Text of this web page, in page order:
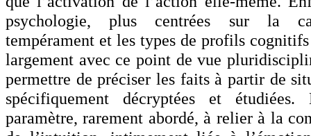
psychologie, plus centrées sur la
tempérament et les types de profils cognitifs
largement avec ce point de vue
permettre de préciser les faits à partir de
spécifiquement décryptées et
paramètre, rarement abordé, à relier à la